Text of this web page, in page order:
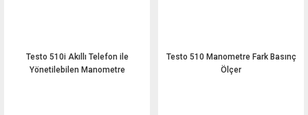
Testo 510i Akıllı Telefon ile
Yönetilebilen Manometre
Testo 510 Manometre Fark Basınç
Ölçer